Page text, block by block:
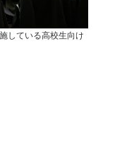
している高校生向け